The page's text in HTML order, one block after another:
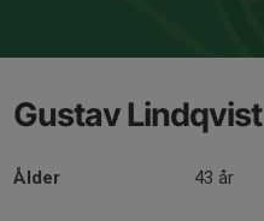
Gustav Lindqvist
Ålder 43 år